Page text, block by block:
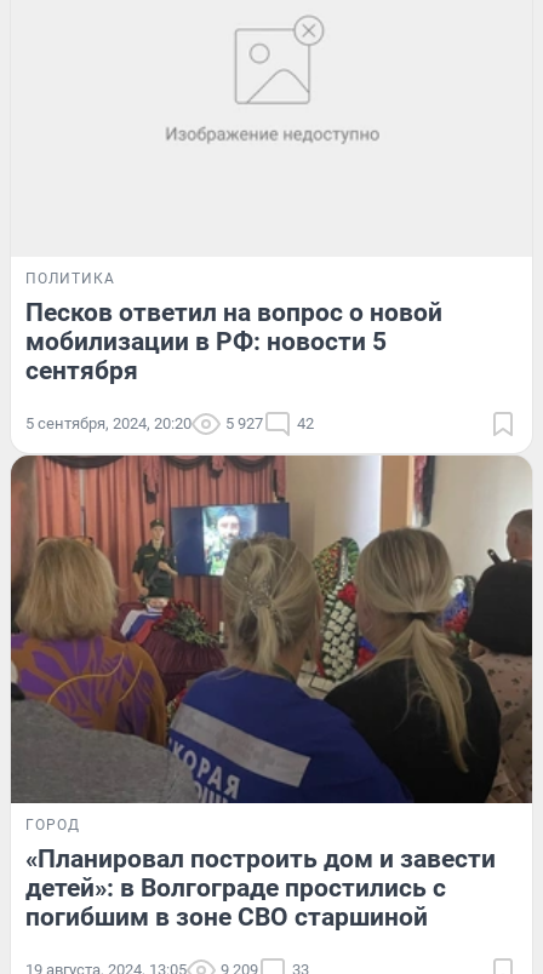
ПОЛИТИКА
Песков ответил на вопрос о новой
мобилизации в РФ: новости 5
сентября
5 сентября, 2024, 20:20 5 927 42
ГОРОД
«Планировал построить дом и завести
детей»: в Волгограде простились с
погибшим в зоне СВО старшиной
19 августа, 2024, 13:05 9 209 33